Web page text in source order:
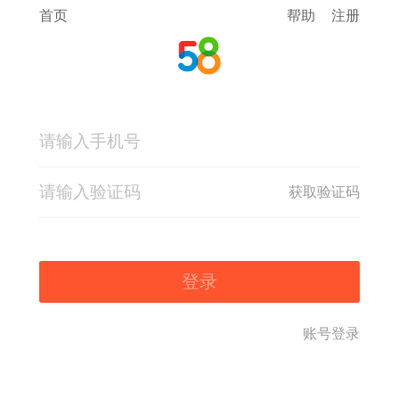
首页 帮助 注册
获取验证码
登录
账号登录